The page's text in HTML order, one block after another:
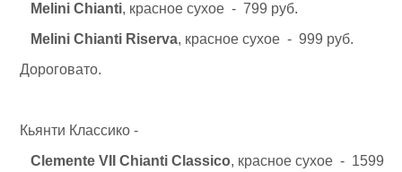
Melini Chianti, красное сухое - 799 руб.
Melini Chianti Riserva, красное сухое - 999 руб.
Дороговато.
Кьянти Классико -
Clemente VII Chianti Classico, красное сухое - 1599